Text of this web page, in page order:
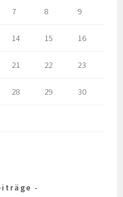
7 8 9
14 15 16
21 22 23
28 29 30